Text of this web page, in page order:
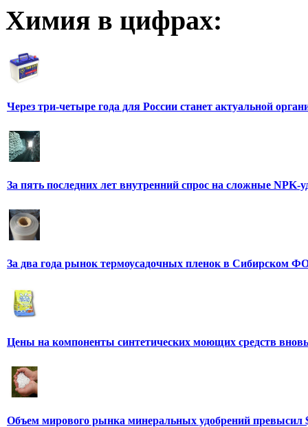
Химия в цифрах:
Через три-четыре года для России станет актуальной
За пять последних лет внутренний спрос на сложные NPK-
За два года рынок термоусадочных пленок в Сибирском
Цены на компоненты синтетических моющих средств
Объем мирового рынка минеральных удобрений превысил